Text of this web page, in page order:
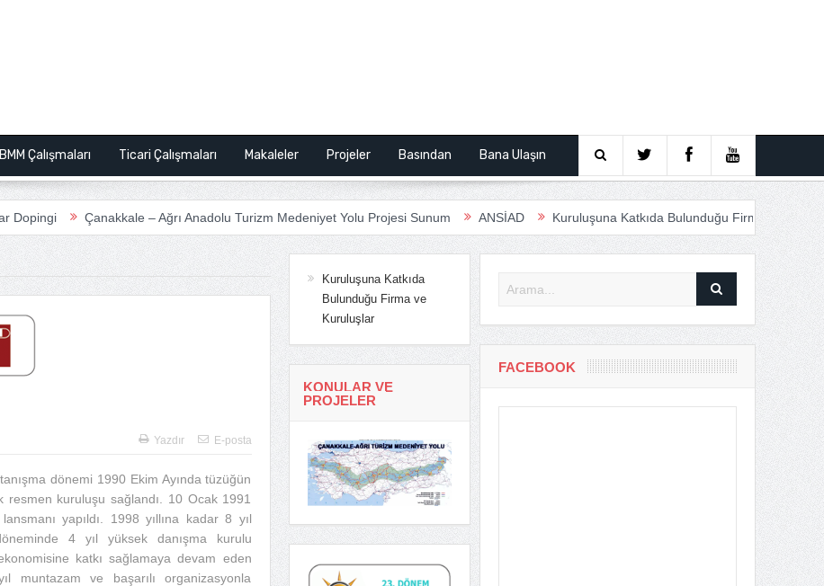
Çalışmaları Ticari Çalışmaları Makaleler Projeler Basından Bana Ulaşın
Çanakkale – Ağrı Anadolu Turizm Medeniyet Yolu Projesi Sunum ANSİAD Kuruluşuna Katkıda Bulunduğu Firmalar Anfas
Yazdır E-posta
dönemi 1990 Ekim Ayında tüzüğün
resmen kuruluşu sağlandı. 10 Ocak 1991
yapıldı. 1998 yıllına kadar 8 yıl
4 yıl yüksek danışma kurulu
ekonomisine katkı sağlamaya devam eden
ve başarılı organizasyonla
Kuruluşuna Katkıda
Bulunduğu Firma ve
Kuruluşlar
KONULAR VE
PROJELER
FACEBOOK